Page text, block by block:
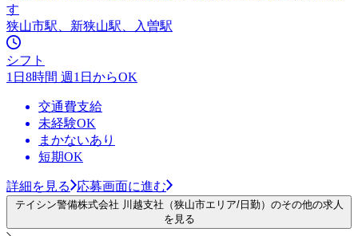
す
狭山市駅、新狭山駅、入曽駅
シフト
1日8時間 週1日からOK
交通費支給
未経験OK
まかないあり
短期OK
詳細を見る 応募画面に進む
テイシン警備株式会社 川越支社（狭山市エリア/日勤）のその他の求人
を見る